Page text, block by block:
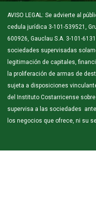
AVISO LEGAL: Se advierte al
cedula jurídica 3-101-539521,
600926, Gauclau S.A. 3-101-
sociedades supervisadas
legitimación de capitales,
la proliferación de armas de
sujeta a disposiciones
del Instituto Costarricense sobre
supervisa a las sociedades
los negocios que ofrece, ni su